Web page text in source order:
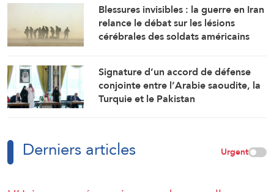
Blessures invisibles : la guerre en Iran
relance le débat sur les lésions
cérébrales des soldats américains
Signature d’un accord de défense
conjointe entre l’Arabie saoudite, la
Turquie et le Pakistan
Derniers articles Urgent